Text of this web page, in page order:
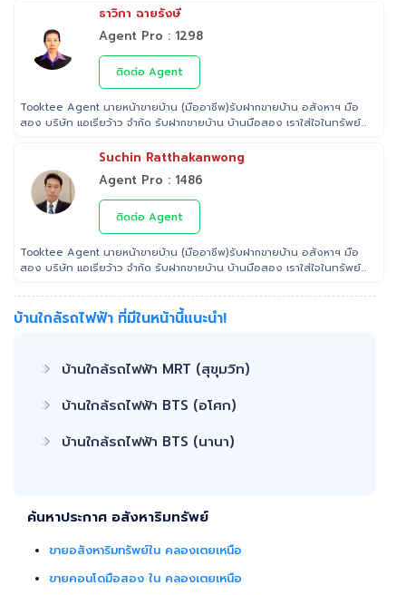
ตั้งแต่การประเมินราคา ถ่ายรูป/ทำการตลาด/โฆษณาผ่านสื่อต่างๆ/ เดินสิน
ขายที่ดิน และอสังหาริมทรัพย์ทุกประเภทได้ โดยทีมงานมืออาชีพ กว่า 2,000
ท่าน ที่มีประสบการณ์ด้านอสังหาริมทรัพย์ มากกว่า 25 ปี ครอบคลุมทั่วพื้นที่
กรุงเทพฯ ปริมณฑล โดยมีพันธมิตรธนาคารหลายแห่ง และทีมนิติกรรมของ
กรมที่ดินทุกพื้นที่ ไร้กังวลเรื่องการโอนกรรมสิทธิ์
ธาวิกา ฉายรังษี
Agent Pro : 1298
ติดต่อ Agent
Tooktee Agent นายหน้าขายบ้าน (มืออาชีพ)รับฝากขายบ้าน อสังหาฯ มือ
สอง บริษัท แอเรียว้าว จำกัด รับฝากขายบ้าน บ้านมือสอง เราใส่ใจในทรัพย์
ตั้งแต่การประเมินราคา ถ่ายรูป/ทำการตลาด/โฆษณาผ่านสื่อต่างๆ/ เดินสิน
เชื่อ จนไปถึงขั้นตอนการโอนฯกรรมสิทธิ์ รับฝากขายเพื่อให้ลูกค้าขายบ้าน
ขายที่ดิน และอสังหาริมทรัพย์ทุกประเภทได้ โดยทีมงานมืออาชีพ กว่า 2,000
ท่าน ที่มีประสบการณ์ด้านอสังหาริมทรัพย์ มากกว่า 25 ปี ครอบคลุมทั่วพื้นที่
กรุงเทพฯ ปริมณฑล โดยมีพันธมิตรธนาคารหลายแห่ง และทีมนิติกรรมของ
กรมที่ดินทุกพื้นที่ ไร้กังวลเรื่องการโอนกรรมสิทธิ์
Suchin Ratthakanwong
Agent Pro : 1486
ติดต่อ Agent
Tooktee Agent นายหน้าขายบ้าน (มืออาชีพ)รับฝากขายบ้าน อสังหาฯ มือ
สอง บริษัท แอเรียว้าว จำกัด รับฝากขายบ้าน บ้านมือสอง เราใส่ใจในทรัพย์
ตั้งแต่การประเมินราคา ถ่ายรูป/ทำการตลาด/โฆษณาผ่านสื่อต่างๆ/ เดินสิน
เชื่อ จนไปถึงขั้นตอนการโอนฯกรรมสิทธิ์ รับฝากขายเพื่อให้ลูกค้าขายบ้าน
กรุงเทพฯ ปริมณฑล โดยมีพันธมิตรธนาคารหลายแห่ง และทีมนิติกรรมของ
กรมที่ดินทุกพื้นที่ ไร้กังวลเรื่องการโอนกรรมสิทธิ์
บ้านใกล้รถไฟฟ้า ที่มีในหน้านี้แนะนำ!
บ้านใกล้รถไฟฟ้า MRT (สุขุมวิท)
บ้านใกล้รถไฟฟ้า BTS (อโศก)
บ้านใกล้รถไฟฟ้า BTS (นานา)
ค้นหาประกาศ อสังหาริมทรัพย์
ขายอสังหาริมทรัพย์ใน คลองเตยเหนือ
ขายคอนโดมือสอง ใน คลองเตยเหนือ